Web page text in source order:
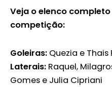
Veja o elenco
competição:
Goleiras: Quezia e Thais
Laterais: Raquel,
Gomes e Julia Cipriani